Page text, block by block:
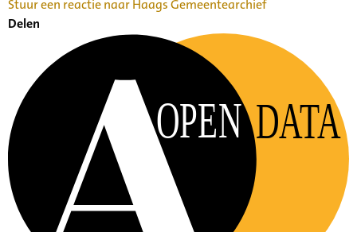
Stuur een reactie naar Haags Gemeentearchief
Delen
OPEN DATA